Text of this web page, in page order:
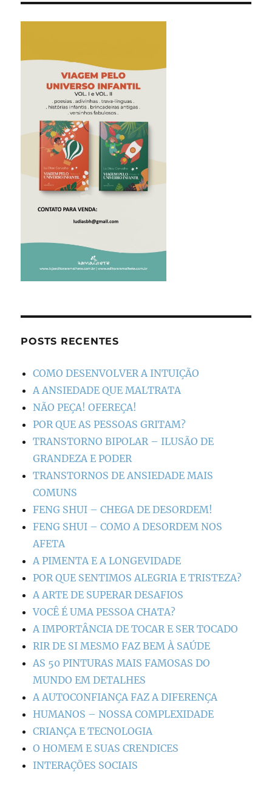
POSTS RECENTES
COMO DESENVOLVER A INTUIÇÃO
A ANSIEDADE QUE MALTRATA
NÃO PEÇA! OFEREÇA!
POR QUE AS PESSOAS GRITAM?
TRANSTORNO BIPOLAR – ILUSÃO DE
GRANDEZA E PODER
TRANSTORNOS DE ANSIEDADE MAIS
COMUNS
FENG SHUI – CHEGA DE DESORDEM!
FENG SHUI – COMO A DESORDEM NOS
AFETA
A PIMENTA E A LONGEVIDADE
POR QUE SENTIMOS ALEGRIA E TRISTEZA?
A ARTE DE SUPERAR DESAFIOS
VOCÊ É UMA PESSOA CHATA?
A IMPORTÂNCIA DE TOCAR E SER TOCADO
RIR DE SI MESMO FAZ BEM À SAÚDE
AS 50 PINTURAS MAIS FAMOSAS DO
MUNDO EM DETALHES
A AUTOCONFIANÇA FAZ A DIFERENÇA
HUMANOS – NOSSA COMPLEXIDADE
CRIANÇA E TECNOLOGIA
O HOMEM E SUAS CRENDICES
INTERAÇÕES SOCIAIS